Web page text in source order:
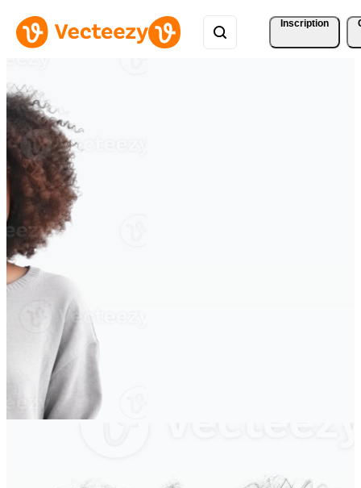
Inscription